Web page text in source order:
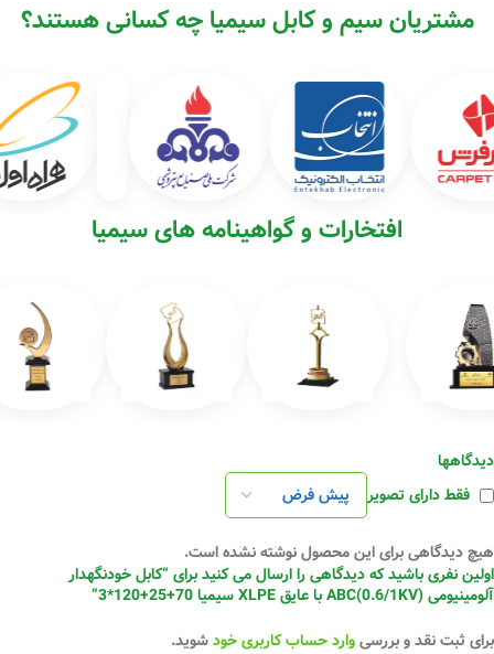
مشتریان سیم و کابل سیمیا چه کسانی هستند؟
افتخارات و گواهینامه های سیمیا
دیدگاهها
فقط دارای تصویر
هیچ دیدگاهی برای این محصول نوشته نشده است.
اولین نفری باشید که دیدگاهی را ارسال می کنید برای “کابل خودنگهدار
آلومینیومی ABC(0.6/1KV) با عایق XLPE سیمیا 70+25+120*3”
برای ثبت نقد و بررسیوارد حساب کاربری خودشوید.